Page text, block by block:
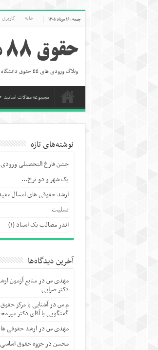
جمعه , ۱۶ مرداد ۱۴۰۵ خانه کاربری
حقوق 88 مفید
وبلاگ ورودی های 88 حقوق دانشگاه مفید
مجموعه مقالات اساتید
نوشته‌های تازه
جشن فارغ التحصیلی ورودی ۸۸
یک شهر و دو نرخ…
ارشد حقوقی های امسال
تسلیت
اندر مصائب یک استاد (۱)
آخرین دیدگاه‌ها
مهدی سدرمنابع آزمون
دکتر ضرابی
م سدرآشنایی با مرکز
گفتگویی با آقای دکتر
مهدی سدرارشد حقوقی
محسندرجزوه حقوق اساسی ۱ – استاد گودرزی